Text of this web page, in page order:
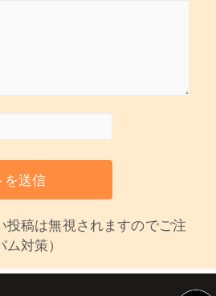
投稿は無視されますのでご注
対策）